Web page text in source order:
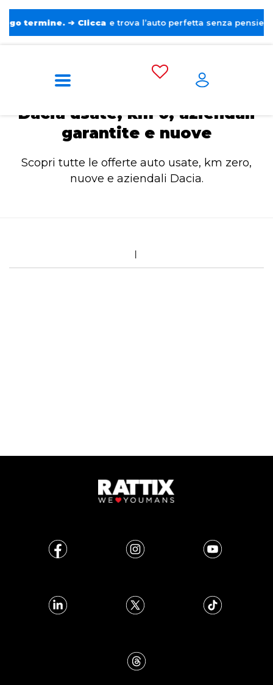
➔ Clicca e trova l’auto perfetta senza pensieri. ❤️
Dacia usate, km 0, aziendali
garantite e nuove
Scopri tutte le offerte auto usate, km zero,
nuove e aziendali Dacia.